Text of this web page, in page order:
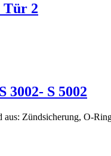
Tür 2
3002- S 5002
Zündsicherung, O-